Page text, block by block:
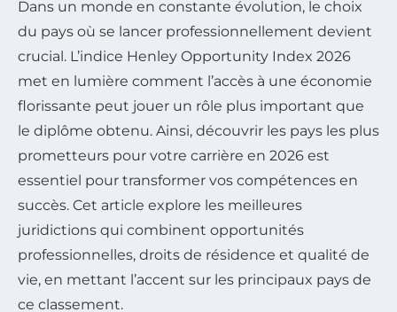
Dans un monde en constante évolution, le choix
du pays où se lancer professionnellement devient
crucial. L’indice Henley Opportunity Index 2026
met en lumière comment l’accès à une économie
florissante peut jouer un rôle plus important que
le diplôme obtenu. Ainsi, découvrir les pays les plus
prometteurs pour votre carrière en 2026 est
essentiel pour transformer vos compétences en
succès. Cet article explore les meilleures
juridictions qui combinent opportunités
professionnelles, droits de résidence et qualité de
vie, en mettant l’accent sur les principaux pays de
ce classement.